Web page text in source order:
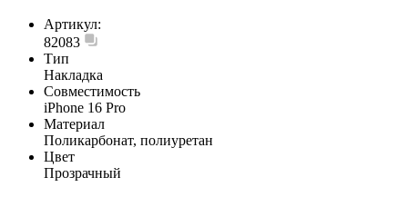
Артикул:
82083
Тип
Накладка
Совместимость
iPhone 16 Pro
Материал
Поликарбонат, полиуретан
Цвет
Прозрачный